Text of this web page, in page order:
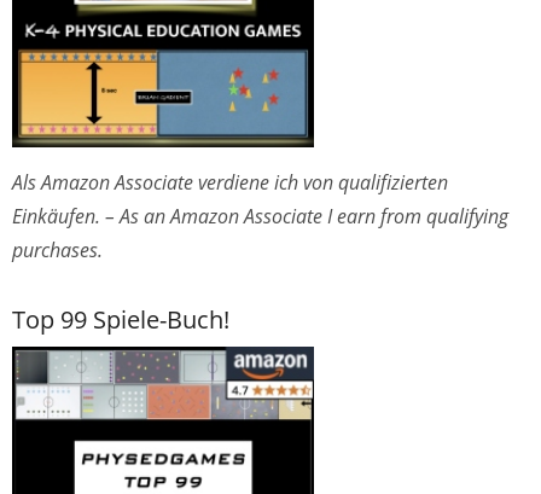
Als Amazon Associate verdiene ich von qualifizierten
Einkäufen. – As an Amazon Associate I earn from qualifying
purchases.
Top 99 Spiele-Buch!